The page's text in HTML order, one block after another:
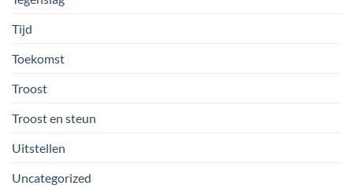
Tijd
Toekomst
Troost
Troost en steun
Uitstellen
Uncategorized